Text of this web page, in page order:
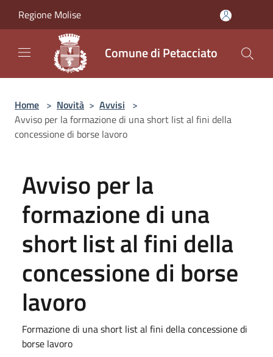
Regione Molise
Comune di Petacciato
Home > Novità > Avvisi >
Avviso per la formazione di una short list al fini della
concessione di borse lavoro
Avviso per la
formazione di una
short list al fini della
concessione di borse
lavoro
Formazione di una short list al fini della concessione di
borse lavoro